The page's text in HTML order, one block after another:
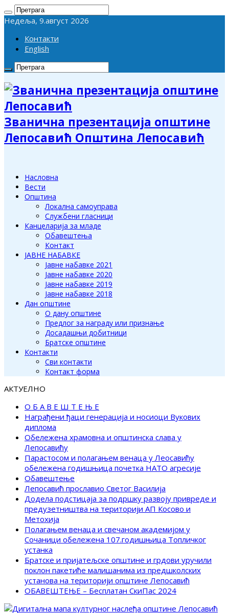
Недеља, 9.август 2026
Контакти
English
Званична презентација општине
Лепосавић Општина Лепосавић
Насловна
Вести
Општина
Локална самоуправа
Службени гласници
Канцеларија за младе
Обавештења
Контакт
ЈАВНЕ НАБАВКЕ
Јавне набавке 2021
Јавне набавке 2020
Јавне набавке 2019
Јавне набавке 2018
Дан општине
О дану општине
Предлог за награду или признање
Досадашњи добитници
Братске општине
Контакти
Сви контакти
Контакт форма
АКТУЕЛНО
О Б А В Е Ш Т Е Њ Е
Награђени ђаци генерација и носиоци Вукових
диплома
Обележена храмовна и општинска слава у
Лепосавићу
Парастосом и полагањем венаца у Леосавићу
обележена годишњица почетка НАТО агресије
Обавештење
Лепосавић прославио Светог Василија
Додела подстицаја за подршку развоју привреде и
предузетништва на територији АП Косово и
Метохија
Полагањем венаца и свечаном академијом у
Сочаници обележена 107.годишњица Топличког
устанка
Братске и пријатељске општине и грдови уручили
поклон пакетиће малишанима из предшколских
установа на територији општине Лепосавић
ОБАВЕШТЕЊЕ – Бесплатан СкиПас 2024